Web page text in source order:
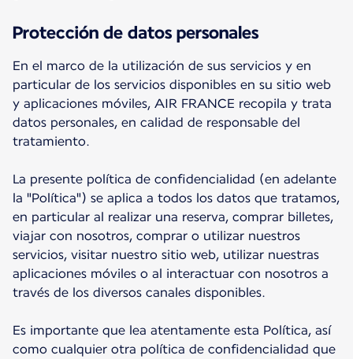
Protección de datos personales
En el marco de la utilización de sus servicios y en
particular de los servicios disponibles en su sitio web
y aplicaciones móviles, AIR FRANCE recopila y trata
datos personales, en calidad de responsable del
tratamiento.
La presente política de confidencialidad (en adelante
la "Política") se aplica a todos los datos que tratamos,
en particular al realizar una reserva, comprar billetes,
viajar con nosotros, comprar o utilizar nuestros
servicios, visitar nuestro sitio web, utilizar nuestras
aplicaciones móviles o al interactuar con nosotros a
través de los diversos canales disponibles.
Es importante que lea atentamente esta Política, así
como cualquier otra política de confidencialidad que